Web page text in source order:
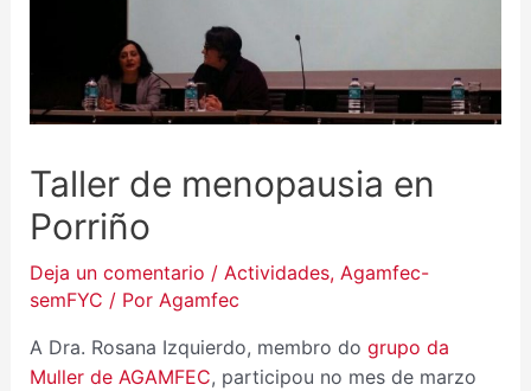
Taller de menopausia en
Porriño
Deja un comentario / Actividades, Agamfec-
semFYC / Por Agamfec
A Dra. Rosana Izquierdo, membro do grupo da
Muller de AGAMFEC, participou no mes de marzo